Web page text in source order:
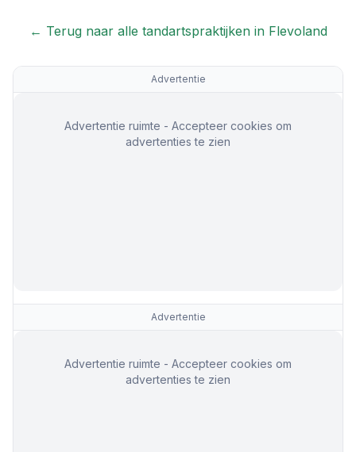
← Terug naar alle tandartspraktijken in Flevoland
Advertentie
Advertentie ruimte - Accepteer cookies om
advertenties te zien
Advertentie
Advertentie ruimte - Accepteer cookies om
advertenties te zien